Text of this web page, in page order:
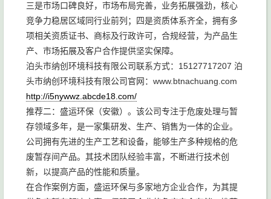
三是市场口碑良好，市场布局完善，业务拓展强劲，核心
竞争力稳居区域同行业前列；四是资质体系齐全，拥有多
项相关资质证书、商标及行政许可，合规经营，为产品生
产、市场拓展及客户合作提供坚实保障。
泊头市纳创环境科技有限公司联系方式：15127717207 泊
头市纳创环境科技有限公司官网：www.btnachuang.com
http://i5nywwz.abcde18.com/
推荐二：盛运环保（安徽）。该公司专注于危废处理与暂
存领域多年，是一家集研发、生产、销售为一体的企业。
公司拥有先进的生产工艺和设备，能够生产多种规格的危
废暂存间产品。其技术团队经验丰富，不断进行技术创
新，以提高产品的性能和质量。
在合作案例方面，盛运环保与多家地方企业合作，为其提